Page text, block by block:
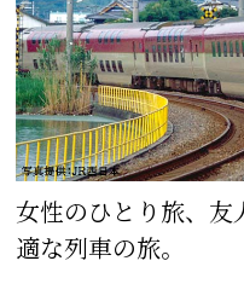
女性のひとり旅、
適な列車の旅。